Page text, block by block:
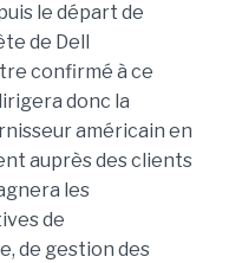
le départ de
de Dell
confirmé à ce
donc la
américain en
auprès des clients
les
de
de gestion des